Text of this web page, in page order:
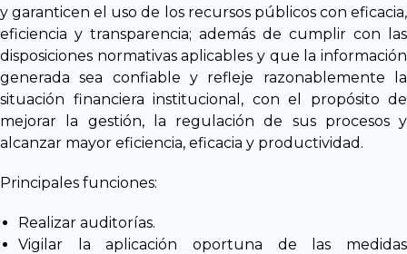
y garanticen el uso de los recursos públicos con eficacia,
eficiencia y transparencia; además de cumplir con las
disposiciones normativas aplicables y que la información
generada sea confiable y refleje razonablemente la
situación financiera institucional, con el propósito de
mejorar la gestión, la regulación de sus procesos y
alcanzar mayor eficiencia, eficacia y productividad.
Principales funciones:
Realizar auditorías.
Vigilar la aplicación oportuna de las medidas